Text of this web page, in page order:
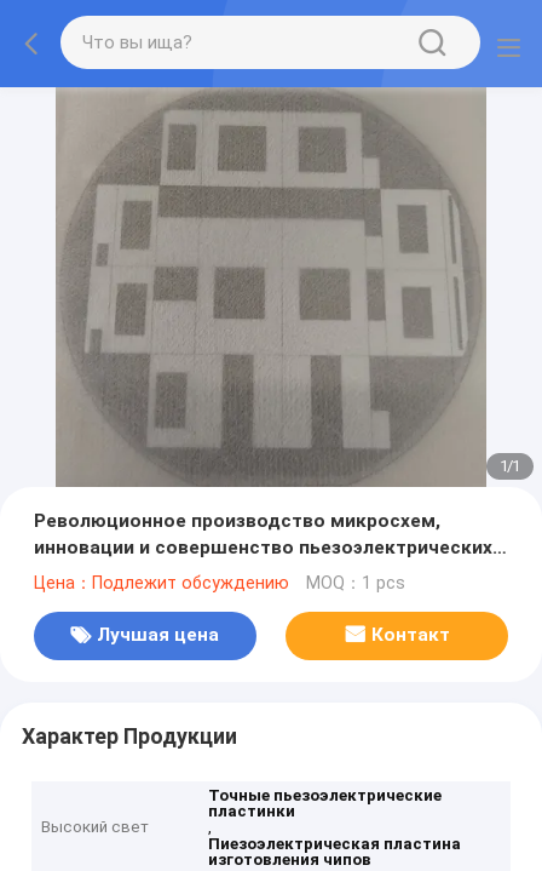
1/1
Революционное производство микросхем,
инновации и совершенство пьезоэлектрических
пластин
Цена：Подлежит обсуждению MOQ：1 pcs
Лучшая цена Контакт
Характер Продукции
Высокий свет
Точные пьезоэлектрические
пластинки
,
Пиезоэлектрическая пластина
изготовления чипов